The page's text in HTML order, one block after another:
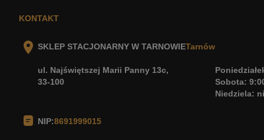
KONTAKT
SKLEP STACJONARNY W TARNOWIE
ul. Najświętszej Marii Panny 13c,
33-100
Tarnów
Sobota:
Niedziela:
NIP:8691999015